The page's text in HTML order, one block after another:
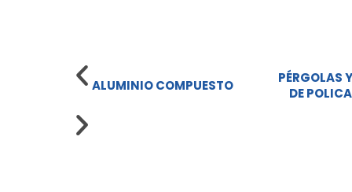
ALUMINIO COMPUESTO
PÉRGOLAS
DE